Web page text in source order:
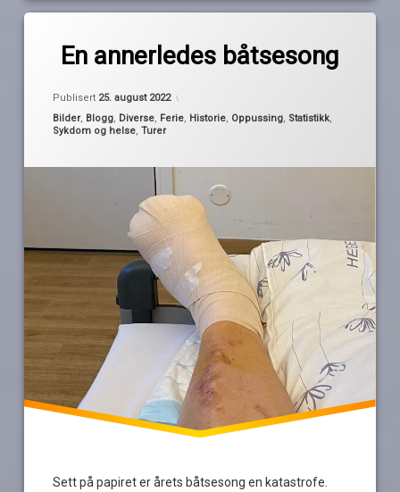
En annerledes båtsesong
Publisert 25. august 2022
Kategorier:
Bilder, Blogg, Diverse, Ferie, Historie, Oppussing, Statistikk,
Sykdom og helse,Turer
Sett på papiret er årets båtsesong en katastrofe.
amputasjon
båtsesong
dugnad
statistikk